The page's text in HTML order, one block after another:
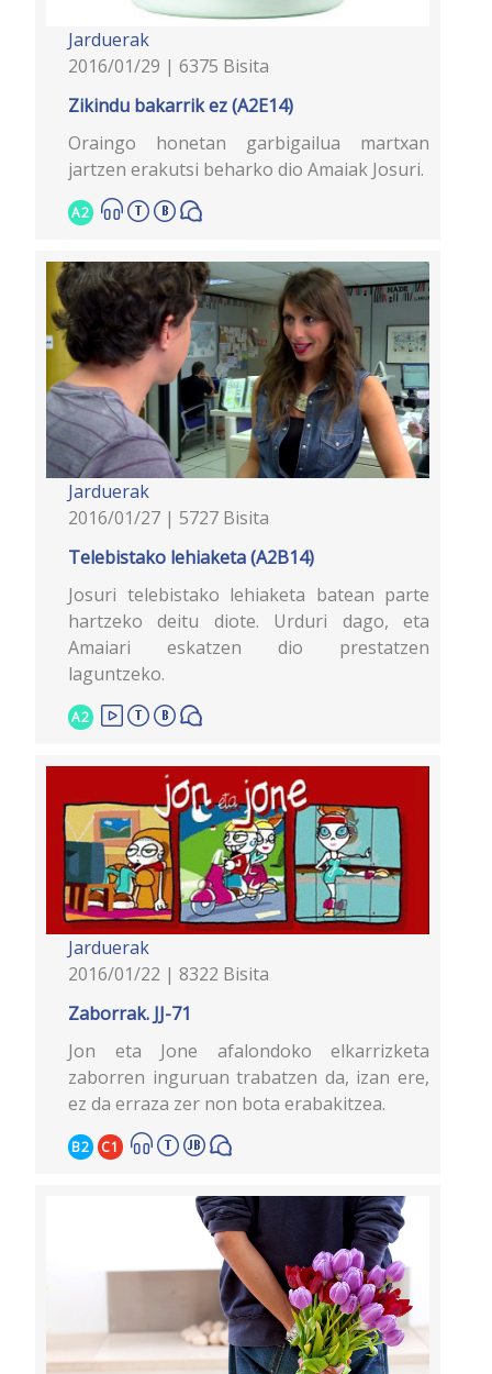
Jarduerak
2016/01/29 | 6375 Bisita
Zikindu bakarrik ez (A2E14)
Oraingo honetan garbigailua martxan
jartzen erakutsi beharko dio Amaiak Josuri.
A2
Jarduerak
2016/01/27 | 5727 Bisita
Telebistako lehiaketa (A2B14)
Josuri telebistako lehiaketa batean parte
hartzeko deitu diote. Urduri dago, eta
Amaiari eskatzen dio prestatzen
laguntzeko.
A2
Jarduerak
2016/01/22 | 8322 Bisita
Zaborrak. JJ-71
Jon eta Jone afalondoko elkarrizketa
zaborren inguruan trabatzen da, izan ere,
ez da erraza zer non bota erabakitzea.
B2 C1